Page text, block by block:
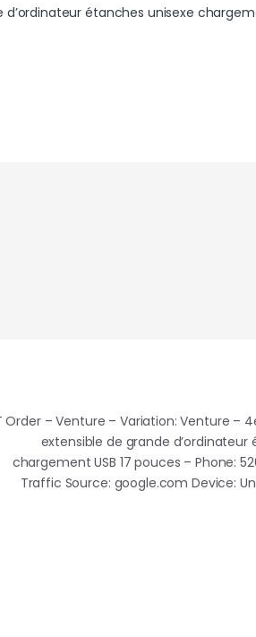
étanches unisexe
Order – Venture – Variation: Venture –
extensible de grande d’ordinateur
chargement USB 17 pouces – Phone:
Traffic Source: google.com Device: